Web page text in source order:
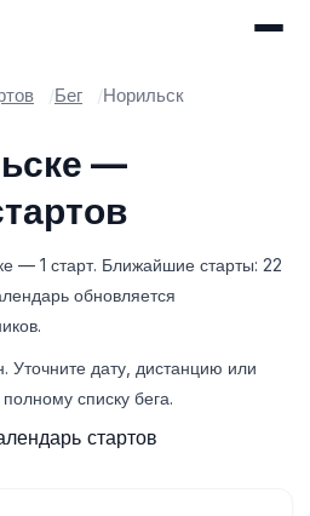
Бег Норильск
—
— 1 старт. Ближайшие старты: 22
обновляется
Уточните дату, дистанцию или
списку бега.